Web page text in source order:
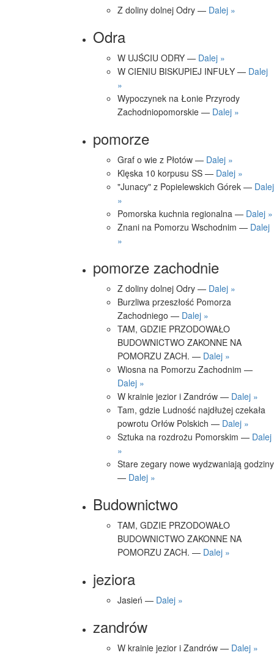
Z doliny dolnej Odry — Dalej »
Odra
W UJŚCIU ODRY — Dalej »
W CIENIU BISKUPIEJ INFUŁY — Dalej
»
Wypoczynek na Łonie Przyrody
Zachodniopomorskie — Dalej »
pomorze
Graf o wie z Płotów — Dalej »
Klęska 10 korpusu SS — Dalej »
"Junacy" z Popielewskich Górek — Dalej
»
Pomorska kuchnia regionalna — Dalej »
Znani na Pomorzu Wschodnim — Dalej
»
pomorze zachodnie
Z doliny dolnej Odry — Dalej »
Burzliwa przeszłość Pomorza
Zachodniego — Dalej »
TAM, GDZIE PRZODOWAŁO
BUDOWNICTWO ZAKONNE NA
POMORZU ZACH. — Dalej »
Wiosna na Pomorzu Zachodnim —
Dalej »
W krainie jezior i Zandrów — Dalej »
Tam, gdzie Ludność najdłużej czekała
powrotu Orłów Polskich — Dalej »
Sztuka na rozdrożu Pomorskim — Dalej
»
Stare zegary nowe wydzwaniają godziny
— Dalej »
Budownictwo
TAM, GDZIE PRZODOWAŁO
BUDOWNICTWO ZAKONNE NA
POMORZU ZACH. — Dalej »
jeziora
Jasień — Dalej »
zandrów
W krainie jezior i Zandrów — Dalej »